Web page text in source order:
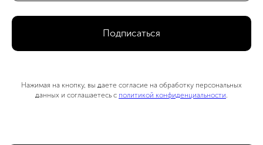
Подписаться
Нажимая на кнопку, вы даете согласие на обработку персональных
данных и соглашаетесь с политикой конфиденциальности.